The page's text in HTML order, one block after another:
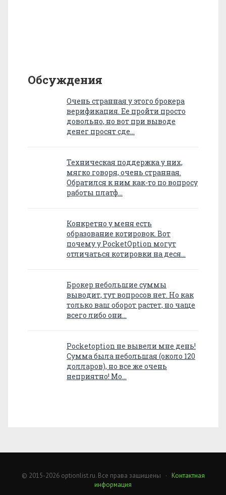
Обсуждения
Очень странная у этого брокера
верификация. Ее пройти просто
довольно, но вот при выводе
денег просят сде…
Техническая поддержка у них,
мягко говоря, очень странная.
Обратился к ним как-то по вопросу
работы платф…
Конкретно у меня есть
образование котировок. Вот
почему у PocketOption могут
отличаться котировки на деся…
Брокер небольшие суммы
выводит, тут вопросов нет. Но как
только ваш оборот растет, но чаще
всего либо они…
Pocketoption не вывели мне день!
Сумма была небольшая (около 120
долларов), но все же очень
неприятно! Мо…
© 2015-2026 optionlist.ru. Все права защищены · Контактная
информация